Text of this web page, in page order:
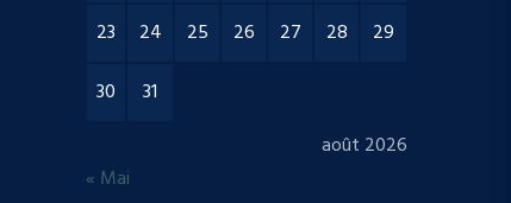
août 2026
23
24 25 26 27 28
29
30
31
« Mai